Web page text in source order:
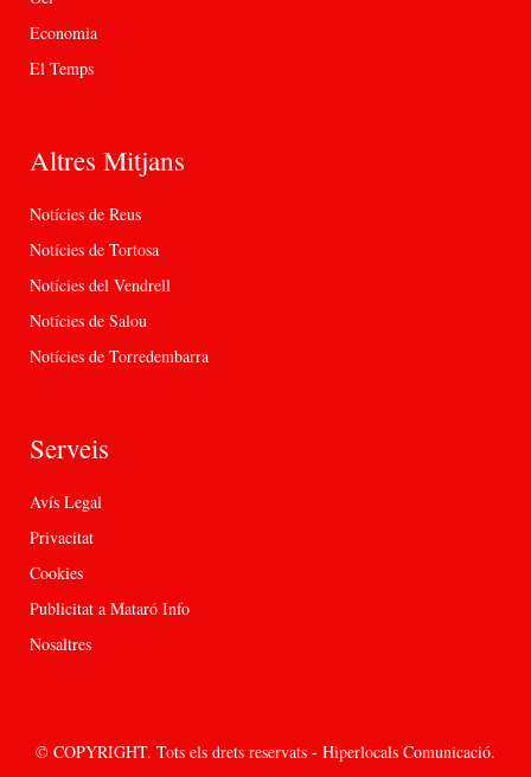
Economia
El Temps
Altres Mitjans
Notícies de Reus
Notícies de Tortosa
Notícies del Vendrell
Notícies de Salou
Notícies de Torredembarra
Serveis
Avís Legal
Privacitat
Cookies
Publicitat a Mataró Info
Nosaltres
© COPYRIGHT. Tots els drets reservats - Hiperlocals Comunicació.